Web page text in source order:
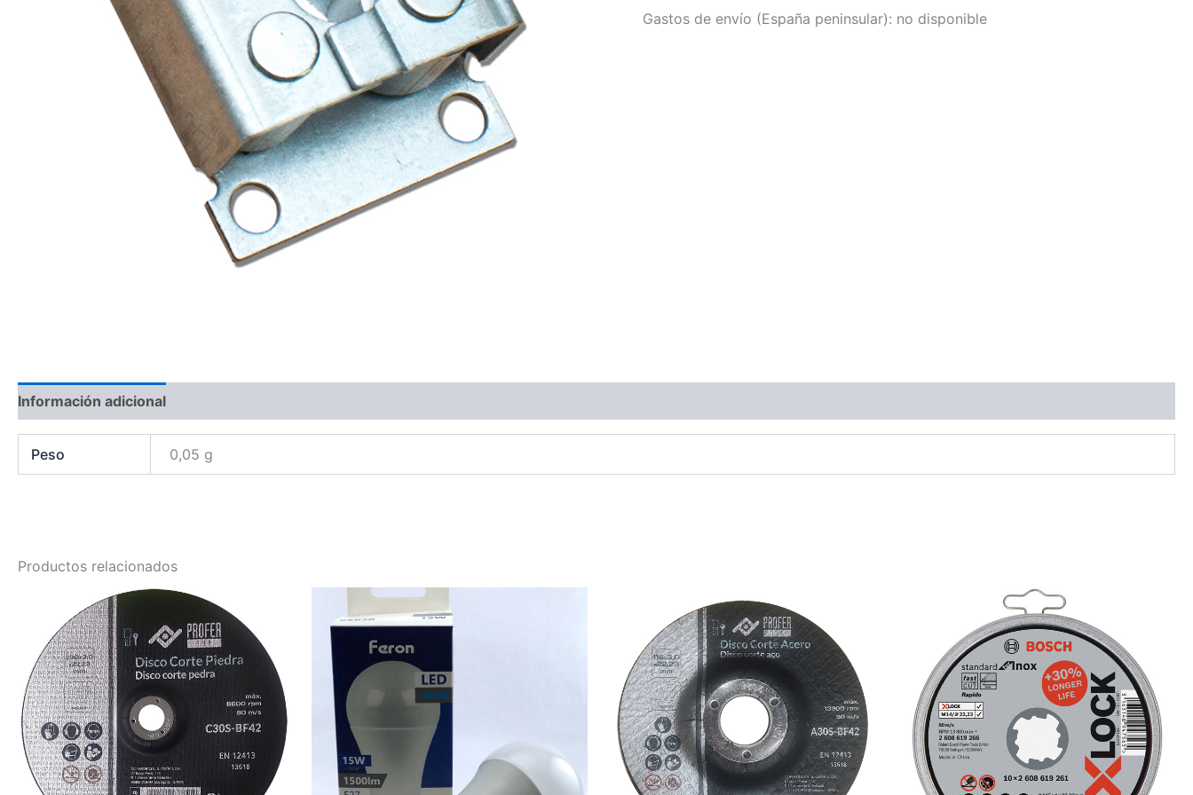
Gastos de envío (España peninsular): no disponible
Información adicional
Peso 0,05 g
Productos relacionados